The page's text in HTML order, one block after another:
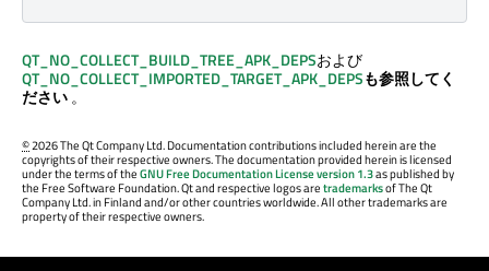
QT_NO_COLLECT_BUILD_TREE_APK_DEPSおよび
QT_NO_COLLECT_IMPORTED_TARGET_APK_DEPSも参照してく
ださい。
©2026 The Qt Company Ltd. Documentation contributions included herein are the
copyrights of their respective owners. The documentation provided herein is licensed
under the terms of theGNU Free Documentation License version 1.3as published by
the Free Software Foundation. Qt and respective logos aretrademarksof The Qt
Company Ltd. in Finland and/or other countries worldwide. All other trademarks are
property of their respective owners.